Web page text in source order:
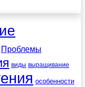
Проблемы
виды выращивание
особенности